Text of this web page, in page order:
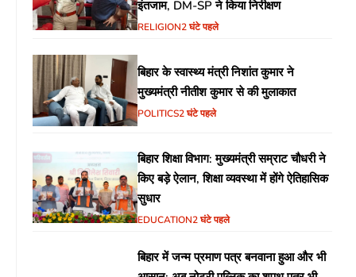
इंतजाम, DM-SP ने किया निरीक्षण
RELIGION2 घंटे पहले
बिहार के स्वास्थ्य मंत्री निशांत कुमार ने
मुख्यमंत्री नीतीश कुमार से की मुलाकात
POLITICS2 घंटे पहले
बिहार शिक्षा विभाग: मुख्यमंत्री सम्राट चौधरी ने
किए बड़े ऐलान, शिक्षा व्यवस्था में होंगे ऐतिहासिक
सुधार
EDUCATION2 घंटे पहले
बिहार में जन्म प्रमाण पत्र बनवाना हुआ और भी